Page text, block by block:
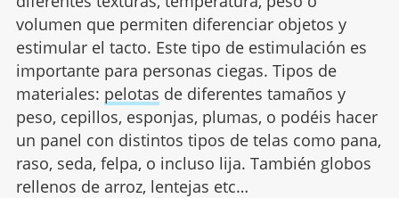
volumen que permiten diferenciar objetos y
estimular el tacto. Este tipo de estimulación es
importante para personas ciegas. Tipos de
materiales: pelotas de diferentes tamaños y
peso, cepillos, esponjas, plumas, o podéis hacer
un panel con distintos tipos de telas como pana,
raso, seda, felpa, o incluso lija. También globos
rellenos de arroz, lentejas etc…